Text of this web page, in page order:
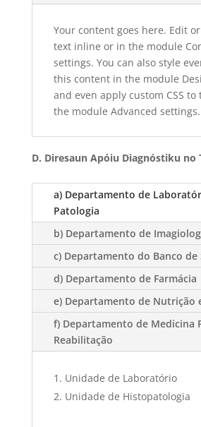
Your content goes here. Edit
text inline or in the module
settings. You can also style
this content in the module
and even apply custom CSS
the module Advanced settings.
D. Diresaun Apóiu Diagnóstiku no
a) Departamento de
Patologia
b) Departamento de
c) Departamento do Banco de
d) Departamento de Farmácia
e) Departamento de Nutrição
f) Departamento de Medicina
Reabilitação
Unidade de Laboratório
Unidade de Histopatologia